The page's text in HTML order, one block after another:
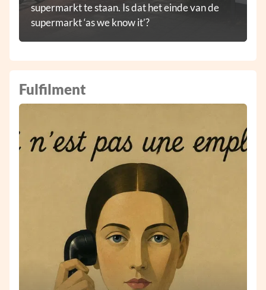
supermarkt te staan. Is dat het einde van de
supermarkt ‘as we know it’?
Fulfilment